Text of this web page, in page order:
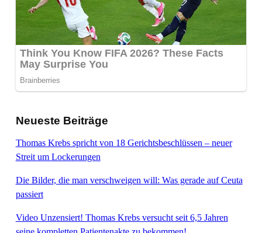
Neueste Beiträge
Thomas Krebs spricht von 18 Gerichtsbeschlüssen – neuer
Streit um Lockerungen
Die Bilder, die man verschweigen will: Was gerade auf Ceuta
passiert
Video Unzensiert! Thomas Krebs versucht seit 6,5 Jahren